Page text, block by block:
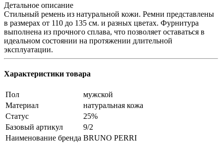
Детальное описание
Стильный ремень из натуральной кожи. Ремни представлены
в размерах от 110 до 135 см. и разных цветах. Фурнитура
выполнена из прочного сплава, что позволяет оставаться в
идеальном состоянии на протяжении длительной
эксплуатации.
Характеристики товара
Пол
мужской
Материал
натуральная кожа
Статус
25%
Базовый артикул
9/2
Наименование бренда BRUNO PERRI